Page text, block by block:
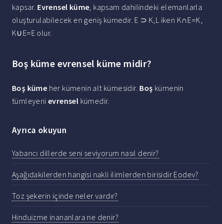
kapsar. Evrensel küme, kapsam dahilindeki elemanlarla
oluşturulabilecek en geniş kümedir. E ⊃ K,L iken K∩E=K,
K∪E=E olur.
Boş küme evrensel küme midir?
Boş küme her kümenin alt kümesidir. Boş kümenin
tümleyenievrensel kümedir.
Ayrıca okuyun
Yabancı dillerde seni seviyorum nasıl denir?
Aşağıdakilerden hangisi nakli ilimlerden birisidir Eodev?
Toz şekerin içinde neler vardır?
Hinduizme inananlara ne denir?